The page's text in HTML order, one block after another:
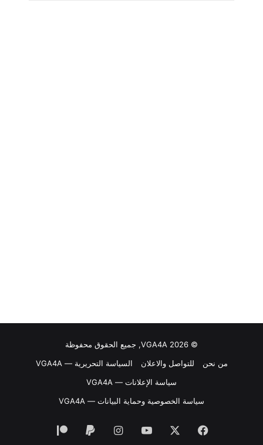
© VGA4A 2026, جميع الحقوق محفوظة
من نحن
للتواصل والاعلان
السياسة التحريرية — VGA4A
سياسة الإعلانات — VGA4A
سياسة الخصوصية وحماية البيانات — VGA4A
فيسبوك ‫YouTubeانستقرام
‏Paypal
‫Patreon